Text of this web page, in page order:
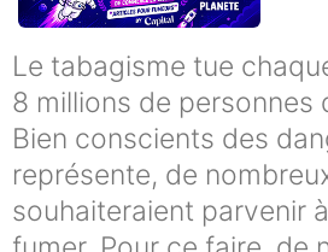
Le tabagisme tue
8 millions de personnes
Bien conscients des
représente, de
souhaiteraient parvenir